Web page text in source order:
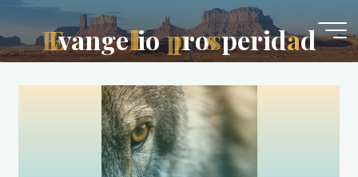
Saltar
contenido
E
Evangel
liop
pros
speridad